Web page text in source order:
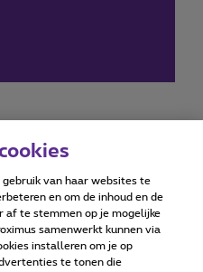
Accessibility statement
van haar websites te
en om de inhoud en de
af te stemmen op je mogelijke
samenwerkt kunnen via
installeren om je op
te tonen die